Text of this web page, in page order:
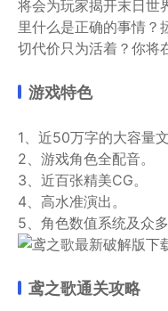
将会为玩家揭开末日世
里什么是正确的事情？
切代价只为活着？你将
游戏特色
1、近50万字的大容量
2、游戏角色全配音。
3、近百张精美CG。
4、高水准演出。
5、角色数值系统及众多
鸢之歌通关攻略